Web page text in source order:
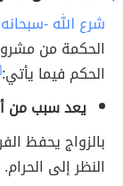
شرع الله -
الحكمة من
الحكم فيما يأتي:[٦]
يعد سبب من
بالزواج يحفظ
النظر إلى الحرام.